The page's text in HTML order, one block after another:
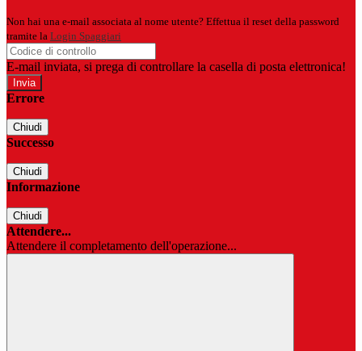
Non hai una e-mail associata al nome utente? Effettua il reset della password
tramite la Login Spaggiari
E-mail inviata, si prega di controllare la casella di posta elettronica!
Errore
Chiudi
Successo
Chiudi
Informazione
Chiudi
Attendere...
Attendere il completamento dell'operazione...